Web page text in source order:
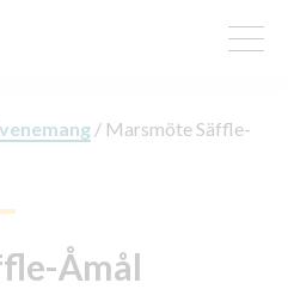
/ Marsmöte Säffle-
Åmål